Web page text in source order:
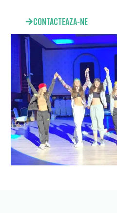
CONTACTEAZA-NE